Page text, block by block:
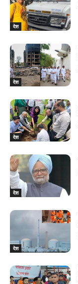
देश
देश
देश
देश
देश